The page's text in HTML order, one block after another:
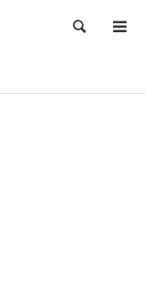
検索